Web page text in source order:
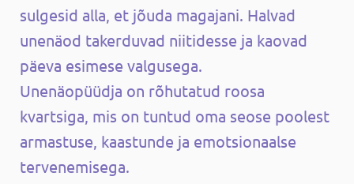
sulgesid alla, et jõuda magajani. Halvad
unenäod takerduvad niitidesse ja kaovad
päeva esimese valgusega.
Unenäopüüdja on rõhutatud roosa
kvartsiga, mis on tuntud oma seose poolest
armastuse, kaastunde ja emotsionaalse
tervenemisega.